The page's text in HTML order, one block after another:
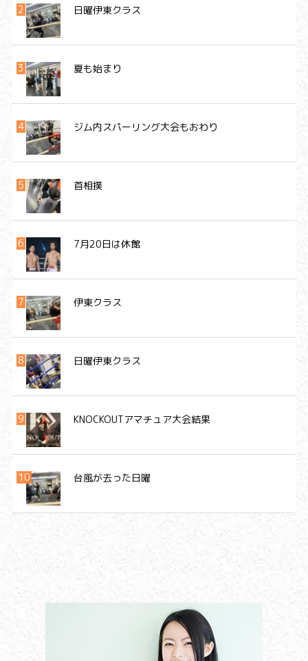
日曜伊東クラス
夏も始まり
ジム内スパーリング大会もおわり
首相撲
7月20日は休館
伊東クラス
日曜伊東クラス
KNOCKOUTアマチュア大会結果
台風が去った日曜